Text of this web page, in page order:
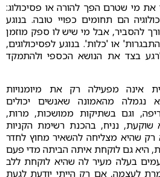
מי שטרם הפך להורה או פסיכולוג:
הם תחומים כפויי טובה. בנוגע
להסביר, אבל מי שיש לו ספק מוזמן
או 'כלות'. בנוגע לפסיכולוגים,
בצד את הנושא הכספי ולהתמקד
אינה מפעילה רק את מיומנויות
נגמלה מהאמונה שאנשים יכולים
וגם בשתיקות ממושכות, מרות,
נניח, בהכנת רשימת הקניות
שהיא מצליחה להשאיר מחוץ לחדר
היא גם לוקחת איתה הביתה מדי פעם
בעלה מעיר לה שהיא לוקחת ללב
לעצמה, אם רק הייתי יודעת לגעת